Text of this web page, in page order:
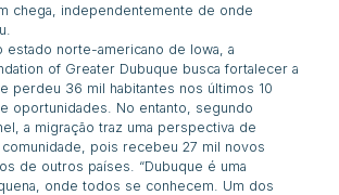
chega, independentemente de onde
estado norte-americano de Iowa, a
of Greater Dubuque busca fortalecer a
perdeu 36 mil habitantes nos últimos 10
oportunidades. No entanto, segundo
a migração traz uma perspectiva de
pois recebeu 27 mil novos
de outros países. “Dubuque é uma
onde todos se conhecem. Um dos